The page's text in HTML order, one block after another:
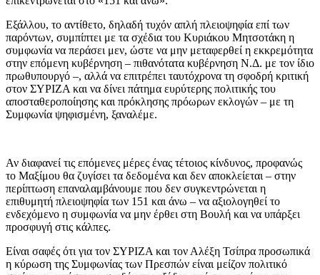
Εξάλλου, το αντίθετο, δηλαδή τυχόν απλή πλειοψηφία επί των
παρόντων, συμπίπτει με τα σχέδια του Κυριάκου Μητσοτάκη η
συμφωνία να περάσει μεν, ώστε να μην μεταφερθεί η εκκρεμότητα
στην επόμενη κυβέρνηση – πιθανότατα κυβέρνηση Ν.Δ. με τον ίδιο
πρωθυπουργό –, αλλά να επιτρέπει ταυτόχρονα τη σφοδρή κριτική
στον ΣΥΡΙΖΑ και να δίνει πάτημα ευρύτερης πολιτικής του
αποσταθεροποίησης και πρόκλησης πρόωρων εκλογών – με τη
Συμφωνία ψηφισμένη, ξαναλέμε.
Αν διαφανεί τις επόμενες μέρες ένας τέτοιος κίνδυνος, προφανώς
το Μαξίμου θα ζυγίσει τα δεδομένα και δεν αποκλείεται – στην
περίπτωση επαναλαμβάνουμε που δεν συγκεντρώνεται η
επιθυμητή πλειοψηφία των 151 και άνω – να αξιολογηθεί το
ενδεχόμενο η συμφωνία να μην έρθει στη Βουλή και να υπάρξει
προσφυγή στις κάλπες.
Είναι σαφές ότι για τον ΣΥΡΙΖΑ και τον Αλέξη Τσίπρα προσωπικά
η κύρωση της Συμφωνίας των Πρεσπών είναι μείζον πολιτικό